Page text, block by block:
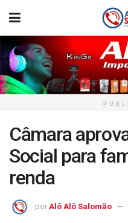
Câmara
Social para
renda
por Alô Alô Salomão